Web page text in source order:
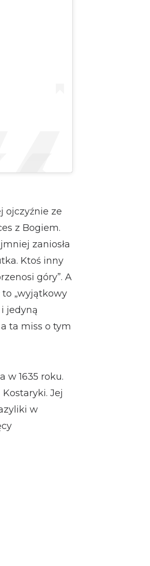
ojczyźnie ze
z Bogiem.
zaniosła
Ktoś inny
góry”. A
to „wyjątkowy
jedyną
ta miss o tym
w 1635 roku.
Jej
w